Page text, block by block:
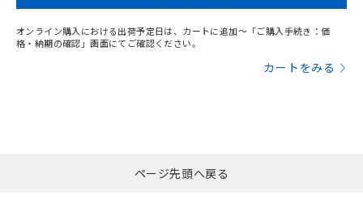
オンライン購入における出荷予定日は、カートに追加～「ご購入手続き：価
格・納期の確認」画面にてご確認ください。
カートをみる
ページ先頭へ戻る